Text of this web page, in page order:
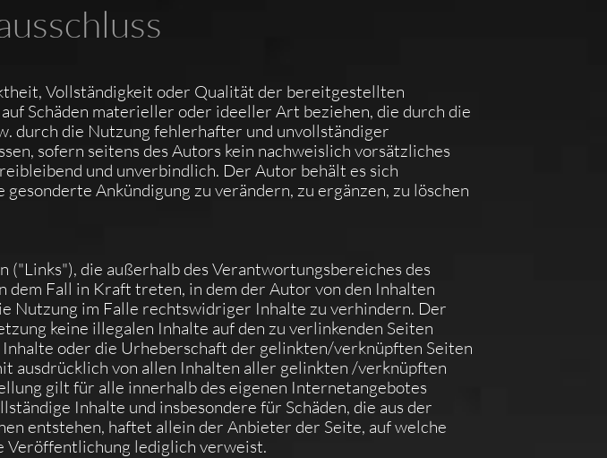
Vollständigkeit oder Qualität der bereitgestellten
Schäden materieller oder ideeller Art beziehen, die durch die
durch die Nutzung fehlerhafter und unvollständiger
sofern seitens des Autors kein nachweislich vorsätzliches
und unverbindlich. Der Autor behält es sich
Ankündigung zu verändern, zu ergänzen, zu löschen
die außerhalb des Verantwortungsbereiches des
Fall in Kraft treten, in dem der Autor von den Inhalten
Nutzung im Falle rechtswidriger Inhalte zu verhindern. Der
keine illegalen Inhalte auf den zu verlinkenden Seiten
oder die Urheberschaft der gelinkten/verknüpften Seiten
ausdrücklich von allen Inhalten aller gelinkten /verknüpften
gilt für alle innerhalb des eigenen Internetangebotes
Inhalte und insbesondere für Schäden, die aus der
entstehen, haftet allein der Anbieter der Seite, auf welche
Veröffentlichung lediglich verweist.